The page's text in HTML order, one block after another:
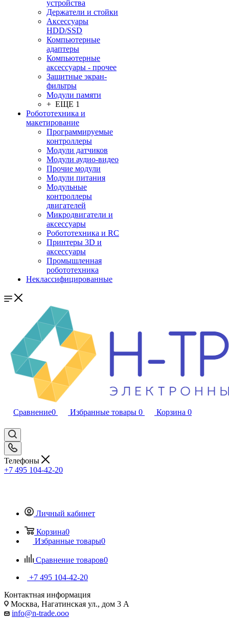
устройства
Держатели и стойки
Аксессуары
HDD/SSD
Компьютерные
адаптеры
Компьютерные
аксессуары - прочее
Защитные экран-
фильтры
Модули памяти
+ ЕЩЕ 1
Робототехника и
макетирование
Программируемые
контроллеры
Модули датчиков
Модули аудио-видео
Прочие модули
Модули питания
Модульные
контроллеры
двигателей
Микродвигатели и
аксессуары
Робототехника и RC
Принтеры 3D и
аксессуары
Промышленная
робототехника
Неклассифицированные
Сравнение0 Избранные товары 0 Корзина 0
Телефоны
+7 495 104-42-20
Личный кабинет
Корзина0
Избранные товары0
Сравнение товаров0
+7 495 104-42-20
Контактная информация
Москва, Нагатинская ул., дом 3 А
info@n-trade.ooo